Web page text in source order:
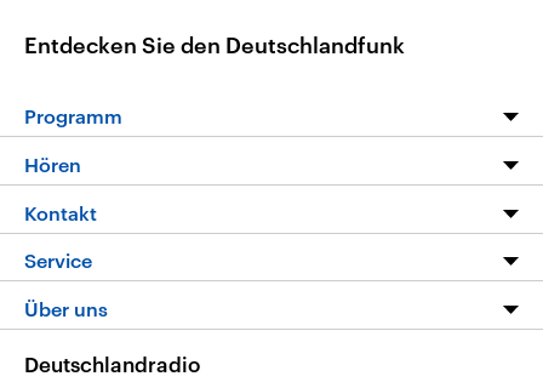
Entdecken Sie den Deutschlandfunk
Programm
Die Nachrichten
Nachrichtenleicht
Neue Beiträge auf dlf.de
Hören
Livestream
Podcasts
Deutschlandfunk App
Nachrichten App
Kontakt
Hörerservice
Service
FAQ
Über uns
Deutschlandradio